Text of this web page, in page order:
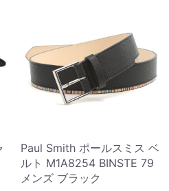
Paul Smith ポールスミス ベ
ルト M1A8254 BINSTE 79
メンズ ブラック